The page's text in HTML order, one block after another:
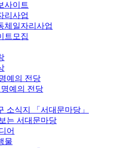
사이트
리사업
체일자리사업
트모집
예의 전당
명예의 전당
소식지 「서대문마당」
는 서대문마당
어
물